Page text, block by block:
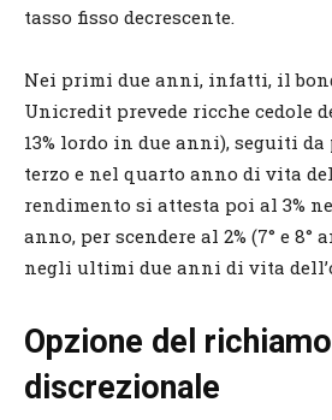
tasso fisso decrescente.
Nei primi due anni, infatti, il
Unicredit prevede ricche cedole
13% lordo in due anni), seguiti da
terzo e nel quarto anno di vita
rendimento si attesta poi al 3%
anno, per scendere al 2% (7° e 8°
negli ultimi due anni di vita
Opzione del
discrezionale